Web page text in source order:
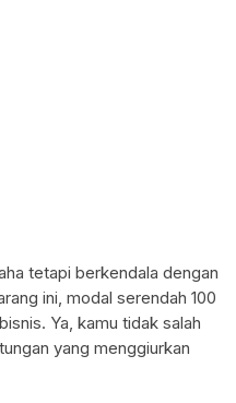
tetapi berkendala dengan
ini, modal serendah 100
Ya, kamu tidak salah
yang menggiurkan